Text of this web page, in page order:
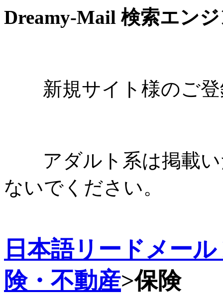
Dreamy-Mail 検索エン
新規サイト様のご登
アダルト系は掲載い
ないでください。
日本語リードメー
険・不動産>保険